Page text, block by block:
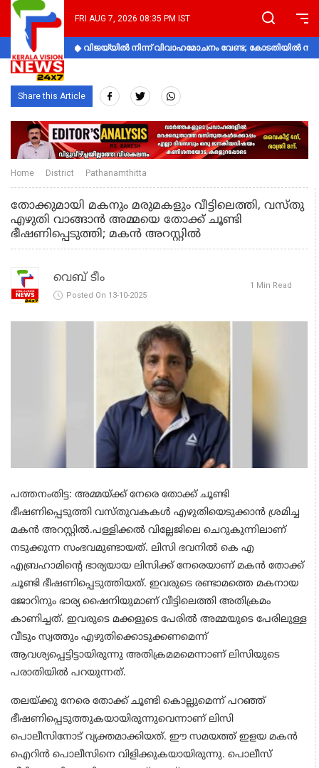
FRI AUG 7, 2026 08:35 PM IST
വിജയ്‌യിൽ നിന്ന് വിവാഹമോചനം വേണ്ട; കോടതിയിൽ
Share this Article
Home District Pathanamthitta
തോക്കുമായി മകനും മരുമകളും വീട്ടിലെത്തി, വസ്തു
എഴുതി വാങ്ങാൻ അമ്മയെ തോക്ക് ചൂണ്ടി
ഭീഷണിപ്പെടുത്തി; മകൻ അറസ്റ്റിൽ
വെബ് ടീം
Posted On 13-10-2025
1 Min Read
പത്തനംതിട്ട: അമ്മയ്ക്ക് നേരെ തോക്ക് ചൂണ്ടി
ഭീഷണിപ്പെടുത്തി വസ്തുവകകൾ എഴുതിയെടുക്കാൻ ശ്രമിച്ച
മകൻ അറസ്റ്റിൽ.പള്ളിക്കൽ വില്ലേജിലെ ചെറുകുന്നിലാണ്
നടുക്കുന്ന സംഭവമുണ്ടായത്. ലിസി ഭവനിൽ കെ എ
എബ്രഹാമിന്‍റെ ഭാര്യയായ ലിസിക്ക് നേരെയാണ് മകൻ തോക്ക്
ചൂണ്ടി ഭീഷണിപ്പെടുത്തിയത്. ഇവരുടെ രണ്ടാമത്തെ മകനായ
ജോറിനും ഭാര്യ ഷൈനിയുമാണ് വീട്ടിലെത്തി അതിക്രമം
കാണിച്ചത്. ഇവരുടെ മക്കളുടെ പേരിൽ അമ്മയുടെ പേരിലുള്ള
വീടും സ്വത്തും എഴുതിക്കൊടുക്കണമെന്ന്
ആവശ്യപ്പെട്ടിട്ടായിരുന്നു അതിക്രമമമെന്നാണ് ലിസിയുടെ
പരാതിയിൽ പറയുന്നത്.
തലയ്ക്കു നേരെ തോക്ക് ചൂണ്ടി കൊല്ലുമെന്ന് പറഞ്ഞ്
ഭീഷണിപ്പെടുത്തുകയായിരുന്നുവെന്നാണ് ലിസി
പൊലീസിനോട് വ്യക്തമാക്കിയത്. ഈ സമയത്ത് ഇളയ മകൻ
ഐറിൻ പൊലീസിനെ വിളിക്കുകയായിരുന്നു. പൊലീസ്